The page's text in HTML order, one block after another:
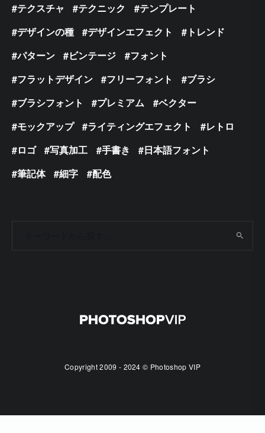
テクスチャ
テクニック
テンプレート
デザインの種
デザインエフェクト
トレンド
パターン
ビンテージ
フォント
フラットデザイン
フリーフォント
ブラシ
ブラシフォント
プレミアム
ベクター
モックアップ
ライティングエフェクト
レトロ
ロゴ
写真加工 手書き
日本語フォント
筆記体
細字 配色
Copyright 2009 - 2024 © Photoshop VIP